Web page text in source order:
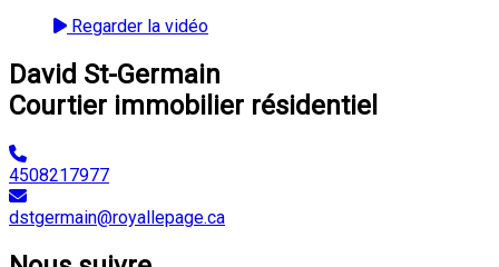
Regarder la vidéo
David St-Germain
Courtier immobilier résidentiel
4508217977
dstgermain@royallepage.ca